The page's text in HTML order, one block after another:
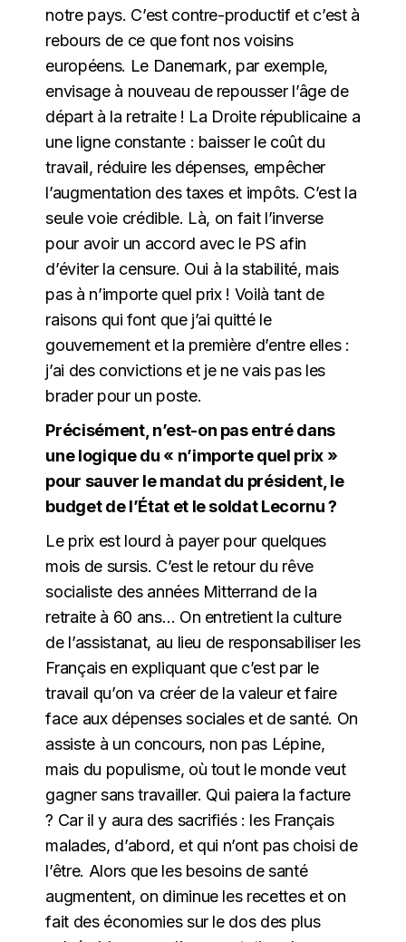
notre pays. C’est contre-productif et c’est à
rebours de ce que font nos voisins
européens. Le Danemark, par exemple,
envisage à nouveau de repousser l’âge de
départ à la retraite ! La Droite républicaine a
une ligne constante : baisser le coût du
travail, réduire les dépenses, empêcher
l’augmentation des taxes et impôts. C’est la
seule voie crédible. Là, on fait l’inverse
pour avoir un accord avec le PS afin
d’éviter la censure. Oui à la stabilité, mais
pas à n’importe quel prix ! Voilà tant de
raisons qui font que j’ai quitté le
gouvernement et la première d’entre elles :
j’ai des convictions et je ne vais pas les
brader pour un poste.
Précisément, n’est-on pas entré dans
une logique du « n’importe quel prix »
pour sauver le mandat du président, le
budget de l’État et le soldat Lecornu ?
Le prix est lourd à payer pour quelques
mois de sursis. C’est le retour du rêve
socialiste des années Mitterrand de la
retraite à 60 ans… On entretient la culture
de l’assistanat, au lieu de responsabiliser les
Français en expliquant que c’est par le
travail qu’on va créer de la valeur et faire
face aux dépenses sociales et de santé. On
assiste à un concours, non pas Lépine,
mais du populisme, où tout le monde veut
gagner sans travailler. Qui paiera la facture
? Car il y aura des sacrifiés : les Français
malades, d’abord, et qui n’ont pas choisi de
l’être. Alors que les besoins de santé
augmentent, on diminue les recettes et on
fait des économies sur le dos des plus